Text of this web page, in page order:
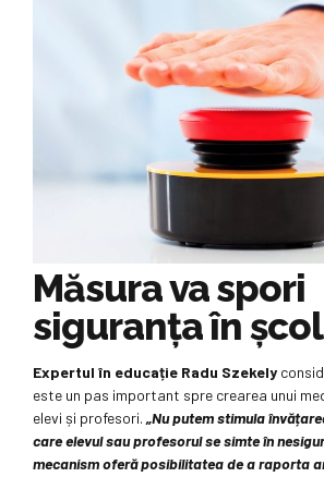
Măsura va spori
siguranța în
Expertul în educație Radu Szekely
este un pas important spre crearea unui
elevi și profesori. „Nu putem stimula
care elevul sau profesorul se simte în
mecanism oferă posibilitatea de a raporta